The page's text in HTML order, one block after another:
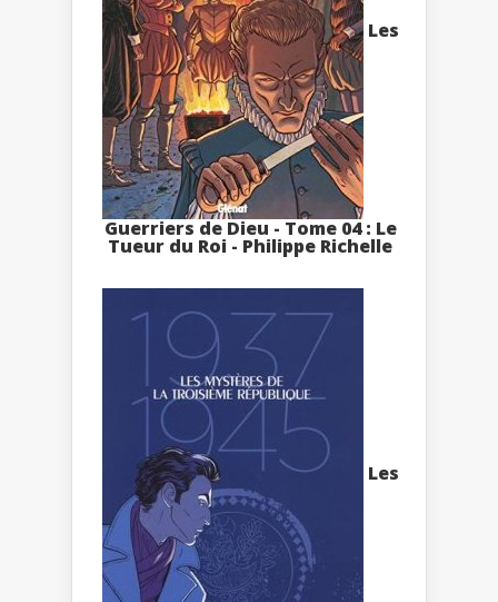
Les
Guerriers de Dieu - Tome 04 : Le
Tueur du Roi - Philippe Richelle
Les